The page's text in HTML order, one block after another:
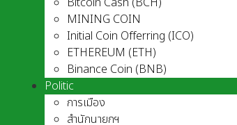
MINING COIN
Initial Coin Offerring (ICO)
ETHEREUM (ETH)
Binance Coin (BNB)
Politic
การเมือง
สำนักนายกฯ